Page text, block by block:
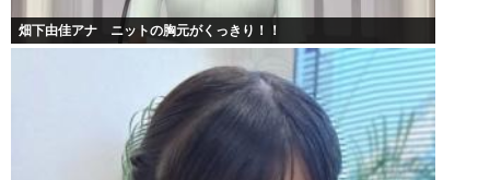
畑下由佳アナ ニットの胸元がくっきり！！